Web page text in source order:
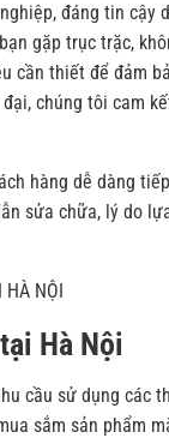
đáng tin
gặp trục trặc,
thiết để đảm
chúng tôi cam
hàng dễ dàng
sửa chữa, lý do
NỘI
Hà Nội
cầu sử dụng
sắm sản phẩm